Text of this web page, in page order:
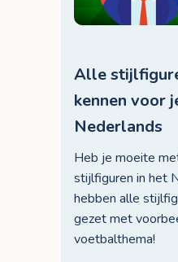
Alle
kennen voor
Nederlands
Heb je moeite
stijlfiguren in het
hebben alle
gezet met
voetbalthema!